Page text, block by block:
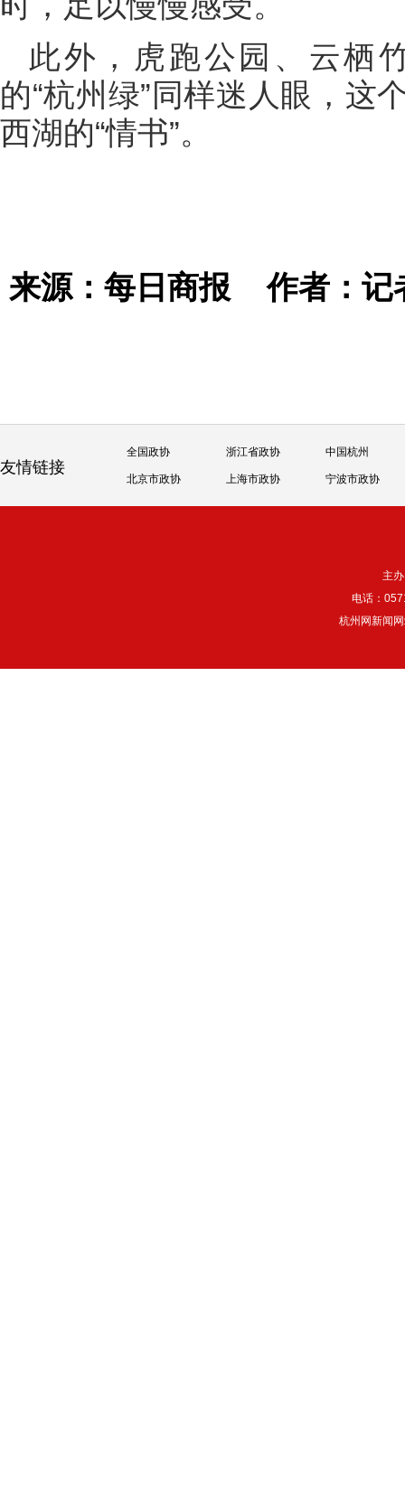
此外，虎跑公园、云栖
的“杭州绿”同样迷人眼，这
西湖的“情书”。
来源：每日商报作者：
友情链接
全国政协 浙江省政协 中国杭州
北京市政协 上海市政协 宁波市政协
主
电话：
杭州网新闻